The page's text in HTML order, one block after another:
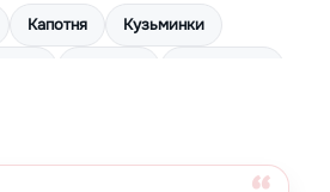
Капотня Кузьминки